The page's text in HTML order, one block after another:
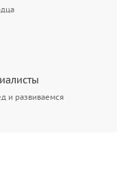
и развиваемся